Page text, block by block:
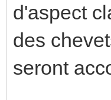
d'aspect
des
seront